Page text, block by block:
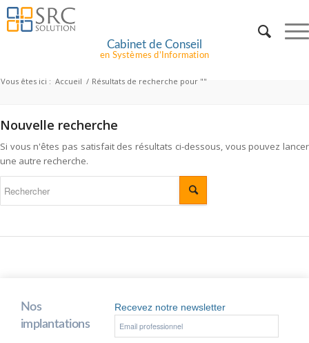
Cabinet de Conseil
en Systèmes d’Information
Vous êtes ici : Accueil / Résultats de recherche pour ""
Nouvelle recherche
Si vous n'êtes pas satisfait des résultats ci-dessous, vous pouvez lancer
une autre recherche.
Nos
implantations
Recevez notre newsletter